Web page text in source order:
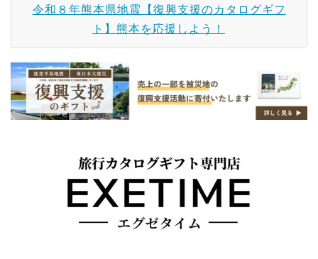
令和８年熊本県地震【復興支援のカタログギフ
ト】熊本を応援しよう！